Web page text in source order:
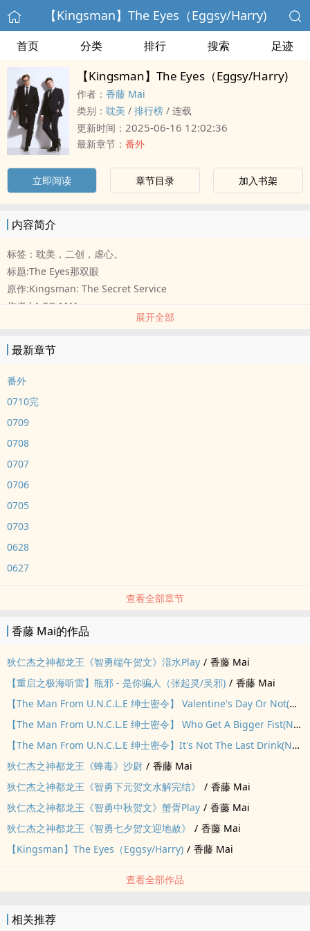
【Kingsman】The Eyes（Eggsy/Harry)
首页 分类 排行 搜索 足迹
【Kingsman】The Eyes（Eggsy/Harry)
作者： 香藤 Mai
类别： ‎耽‌‍‍美‌ / 排行榜 / 连载
更新时间： 2025-06-16 12:02:36
最新章节： 番外
立即阅读 章节目录 加入书架
内容简介
标签：‎耽‌‍‍美‌，二创，虐心。
标题:The Eyes那双眼
原作:Kingsman: The Secret Service
作者:kA TO MAI
配对:Eggsy/Harry
注释:想想想想想了好久，还是自己写个肉来跟大家HIgh一下，辛苦
在下是无肉不欢的食肉主义，只有想扳开柯林叔双腿的妄想才能满
足，又因为非常非常喜欢泰隆的颜艺，所以内文着重点就是肉。
时间点落在量尺寸的后面，希望不会雷到大大们。
__________________________
隔了一年又来更了，
20160306
展开全部
最新章节
番外
0710完
0709
0708
0707
0706
0705
0703
0628
0627
查看全部章节
香藤 Mai的作品
狄仁杰之神都龙王《智勇端午贺文》湆水Play / 香藤 Mai
【重启之极海听雷】瓶邪 - 是你骗人（张起灵/吴邪) / 香藤 Mai
【The Man From U.N.C.L.E 绅士密令】 Valentine's Day Or Not(Napoleon/Illya,Crossover,Superbat))
【The Man From U.N.C.L.E 绅士密令】 Who Get A Bigger Fist(Napoleon/Illya)
【The Man From U.N.C.L.E 绅士密令】It's Not The Last Drink(Napoleon/Illya,NC17)
狄仁杰之神都龙王《蜂毒》沙尉 / 香藤 Mai
狄仁杰之神都龙王《智勇下元贺文水解完结》
/ 香藤 Mai
狄仁杰之神都龙王《智勇中秋贺文》蟹胥Play / 香藤 Mai
狄仁杰之神都龙王《智勇七夕贺文迎地赦》
/ 香藤 Mai
【Kingsman】The Eyes（Eggsy/Harry) / 香藤 Mai
查看全部作品
相关推荐